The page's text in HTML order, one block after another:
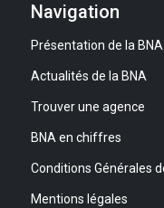
Navigation
Présentation de la BNA
Actualités de la BNA
Trouver une agence
BNA en chiffres
Conditions Générales
Mentions légales